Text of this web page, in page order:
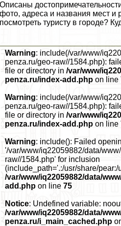
Описаны
фото, адреса и названия мест и
посмотреть туристу в городе?
Warning: include(/var/www/
penza.ru/geo-raw//1584.php):
file or directory in /var/www/
penza.ru/index-add.php on line
Warning: include(/var/www/
penza.ru/geo-raw//1584.php):
file or directory in /var/www/
penza.ru/index-add.php on line
Warning: include(): Failed
'/var/www/iq22059882/data/
raw//1584.php' for inclusion
(include_path='.:/usr/share/pear:/
/var/www/iq22059882/data/
add.php on line 75
Notice: Undefined variable:
/var/www/iq22059882/data/
penza.ru/i_main_cached.php